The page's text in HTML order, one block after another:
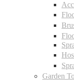
Garden